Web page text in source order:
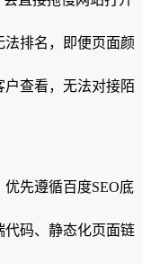
排名，即便页面颜
查看，无法对接陌
先遵循百度SEO底
代码、静态化页面链